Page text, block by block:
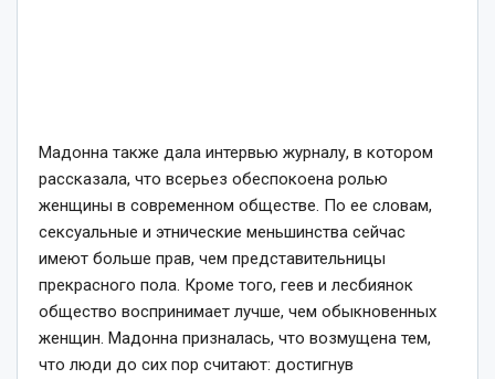
Мадонна также дала интервью журналу, в котором
рассказала, что всерьез обеспокоена ролью
женщины в современном обществе. По ее словам,
сексуальные и этнические меньшинства сейчас
имеют больше прав, чем представительницы
прекрасного пола. Кроме того, геев и лесбиянок
общество воспринимает лучше, чем обыкновенных
женщин. Мадонна призналась, что возмущена тем,
что люди до сих пор считают: достигнув